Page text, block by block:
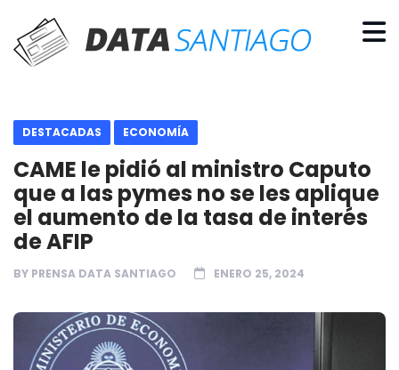
DESTACADAS ECONOMÍA
CAME le pidió al ministro Caputo
que a las pymes no se les aplique
el aumento de la tasa de interés
de AFIP
BY PRENSA DATA SANTIAGO ENERO 25, 2024